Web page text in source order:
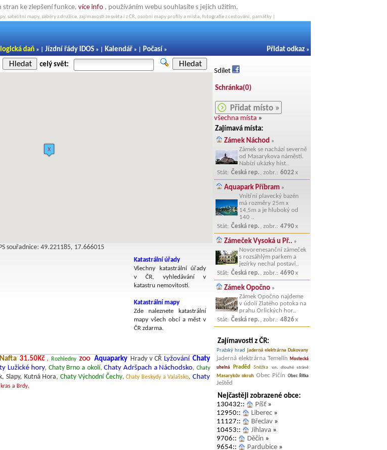
ke zlepšení funkce, více info , používáním webu souhlasíte s jejich užitím.
satelitní mapy, záběry z družice, zajímavosti ze světa i z ČR, osobní mapy profily a místa, fotografie z cestování, památky |
daň » | Jízdní řády IDOS » | Kalendář » | Počasí » Přidat odkaz »
Hledat celý svět: Hledat
souřadnice: 49.221185, 17.666015
Katastrální úřady
Všechny katastrální úřady
v ČR, vyhledávání v
katastru nemovitostí.
Katastrální mapy
Zde naleznete katastrální
mapy všech obcí a měst v
ČR zdarma.
Nafta 31.50Kč , Rozhledny ZOO Aquaparky Hrady v CŘ Lyžování Chaty
Lužické hory, Chaty Brno a okolí,Chaty Adršpach a Náchodsko, Chaty
Slapy, Kutná Hora,Chaty Východní Čechy,Chaty Beskydy a Valašsko,Chaty
a Brdy,
Sdílet
Schránka(0)
Přidat místo »
všechna místa »
Zajímavá místa:
Zámek Náchod »
Zámek se nachází severně
od Masarykova náměstí.
Nabízí ukázky hist..
Stát: Česká rep. , zobr.: 6022 x
Aquapark Příbram »
Vnitřní plavecký bazén
má rozměry 25m x
14,5m a je hluboký od
140 ..
Stát: Česká rep. , zobr.: 4790x
Zámeček Vysoká u Př.. »
Novorenesanční zámeček
s rozsáhlým parkem a
jezírky nechal postavi..
Stát: Česká rep. , zobr.: 4690x
Zámek Opočno »
Zámek Opočno najdeme
v údolí Zlatého potoka na
prahu Orlických hor..
Stát: Česká rep. , zobr.: 4826x
Zajímavosti z ČR:
Pražský hrad jaderná elektrárna Dukovany
jaderná elektrárna Temelín
Mostecká
uhelná
Praděd Sněžka v.n. dlouhé stráně
Masarykův okruh Obec Pičín Obec Řitka
Ještěd
Nejčastěji zobrazené obce:
130432::
Píšť »
12950::
Liberec »
11127::
Břeclav »
10453::
Jihlava »
9706::
Děčín »
9654::
Pardubice »